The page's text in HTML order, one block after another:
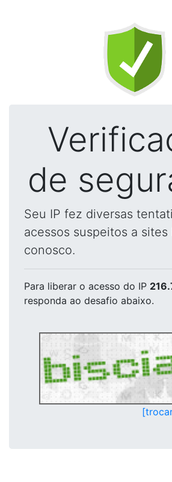
de
Seu IP fez diversas
acessos suspeitos a sites
conosco.
Para liberar o acesso do IP
responda ao desafio abaixo.